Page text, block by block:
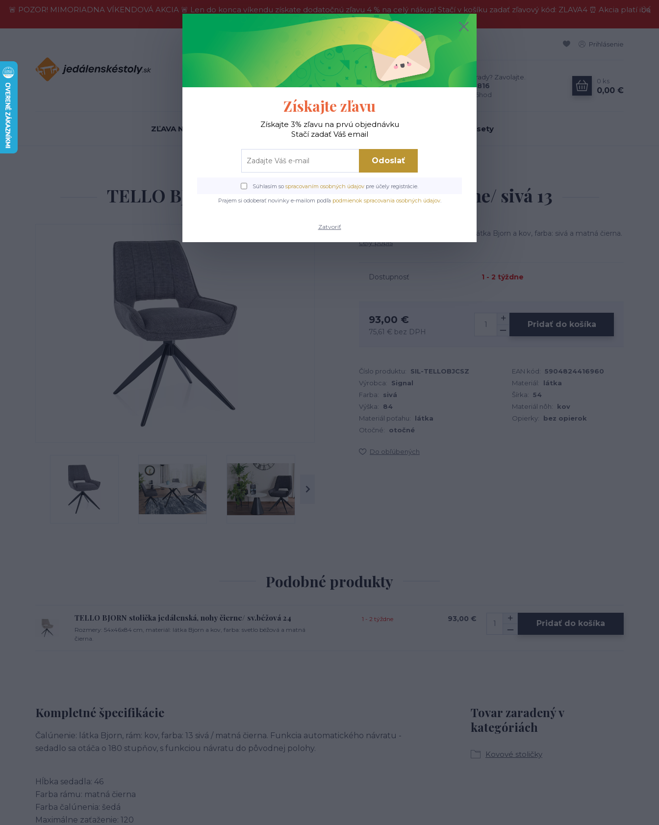
🚨 POZOR! MIMORIADNA VÍKENDOVÁ AKCIA 🚨 Len do konca víkendu získate dodatočnú zľavu 4 % na celý nákup! Stačí v košíku zadať zľavový kód: ZLAVA4 ⏰ Akcia platí iba
do nedele, tak neváhajte a nakúpte výhodnejšie ešte dnes!
Prihlásenie
Hľadať
Neviete si rady? Zavolajte.
0911 594 816
Po-Pia, 9-16hod
0 ks
0,00 €
ZĽAVA NA SKLADE ! Jedálenské stoly Jedálenské stoličky Jedálenské sety
TELLO BJORN stolička jedálenská, nohy čierne/ sivá 13
Rozmery: 54x46x84 cm, materiál: látka Bjorn a kov, farba: sivá a matná čierna.
celý popis
Dostupnosť 1 - 2 týždne
93,00 €
75,61 € bez DPH
Pridať do košíka
Číslo produktu: SIL-TELLOBJCSZ EAN kód: 5904824416960
Výrobca:
Signal Materiál:
látka
Farba:
sivá Šírka: 54
Výška:
84 Materiál nôh:
kov
Materiál poťahu:
látka Opierky:
bez opierok
Otočné:
otočné
Do obľúbených
Podobné produkty
TELLO BJORN stolička jedálenská, nohy čierne/ sv.béžová 24
Rozmery: 54x46x84 cm, materiál: látka Bjorn a kov, farba: svetlo béžová a matná
čierna.
93,00 €
1 - 2 týždne Pridať do košíka
Kompletné špecifikácie
Čalúnenie: látka Bjorn, rám: kov, farba: 13 sivá / matná čierna. Funkcia automatického návratu -
sedadlo sa otáča o 180 stupňov, s funkciou návratu do pôvodnej polohy.
Hĺbka sedadla: 46
Farba rámu: matná čierna
Farba čalúnenia: šedá
Maximálne zaťaženie: 120
Tovar zaradený v
kategóriách
Kovové stoličky
Získajte zľavu
Získajte 3% zľavu na prvú objednávku
Stačí zadať Váš email
Odoslať
Súhlasím so spracovaním osobných údajov pre účely registrácie.
Prajem si odoberať novinky e-mailom podľa podmienok spracovania osobných údajov.
Zatvoriť